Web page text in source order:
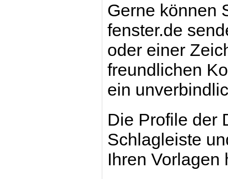
Gerne können
fenster.de
oder einer
freundlichen
ein
Die Profile der
Schlagleiste
Ihren Vorlagen